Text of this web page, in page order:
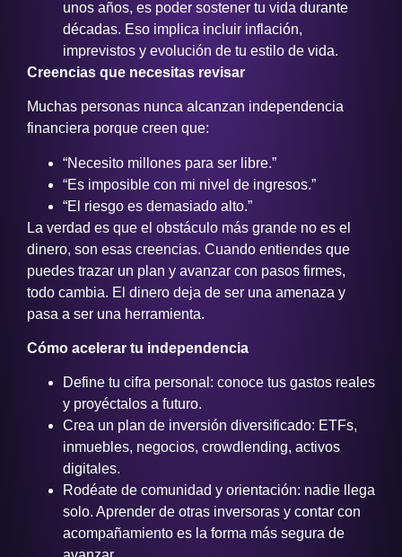
unos años, es poder sostener tu vida durante
décadas. Eso implica incluir inflación,
imprevistos y evolución de tu estilo de vida.
Creencias que necesitas revisar
Muchas personas nunca alcanzan independencia
financiera porque creen que:
“Necesito millones para ser libre.”
“Es imposible con mi nivel de ingresos.”
“El riesgo es demasiado alto.”
La verdad es que el obstáculo más grande no es el
dinero, son esas creencias. Cuando entiendes que
puedes trazar un plan y avanzar con pasos firmes,
todo cambia. El dinero deja de ser una amenaza y
pasa a ser una herramienta.
Cómo acelerar tu independencia
Define tu cifra personal: conoce tus gastos reales
y proyéctalos a futuro.
Crea un plan de inversión diversificado: ETFs,
inmuebles, negocios, crowdlending, activos
digitales.
Rodéate de comunidad y orientación: nadie llega
solo. Aprender de otras inversoras y contar con
acompañamiento es la forma más segura de